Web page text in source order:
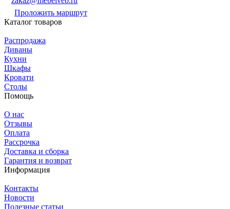
Проложить маршрут
Каталог товаров
Распродажа
Диваны
Кухни
Шкафы
Кровати
Столы
Помощь
О нас
Отзывы
Оплата
Рассрочка
Доставка и сборка
Гарантия и возврат
Информация
Контакты
Новости
Полезные статьи